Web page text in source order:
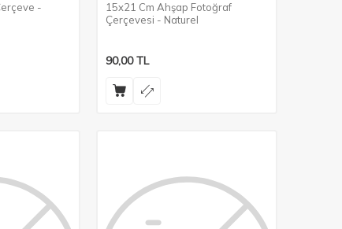
-
15x21 Cm Ahşap Fotoğraf
Çerçevesi - Naturel
90,00TL